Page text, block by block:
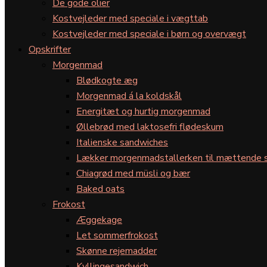
De gode olier
Kostvejleder med speciale i vægttab
Kostvejleder med speciale i børn og overvægt
Opskrifter
Morgenmad
Blødkogte æg
Morgenmad á la koldskål
Energitæt og hurtig morgenmad
Øllebrød med laktosefri flødeskum
Italienske sandwiches
Lækker morgenmadstallerken til mættende
Chiagrød med müsli og bær
Baked oats
Frokost
Æggekage
Let sommerfrokost
Skønne rejemadder